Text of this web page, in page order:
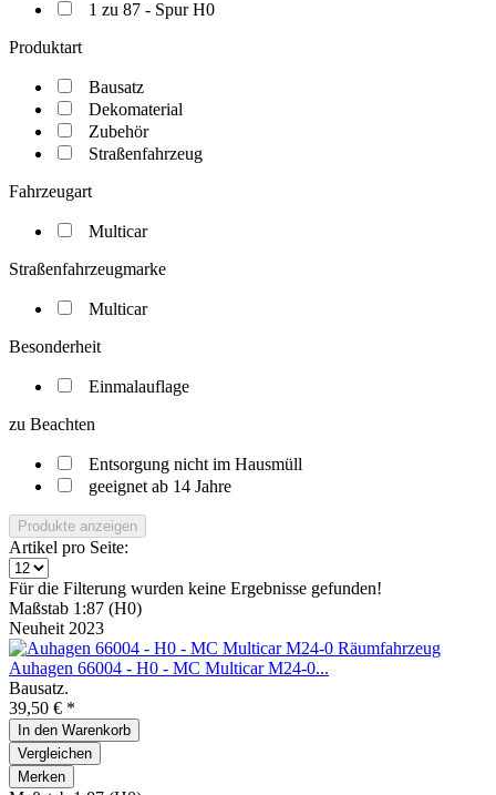
1 zu 87 - Spur H0
Produktart
Bausatz
Dekomaterial
Zubehör
Straßenfahrzeug
Fahrzeugart
Multicar
Straßenfahrzeugmarke
Multicar
Besonderheit
Einmalauflage
zu Beachten
Entsorgung nicht im Hausmüll
geeignet ab 14 Jahre
Produkte anzeigen
Artikel pro Seite:
Für die Filterung wurden keine Ergebnisse gefunden!
Maßstab 1:87 (H0)
Neuheit 2023
Auhagen 66004 - H0 - MC Multicar M24-0...
Bausatz.
39,50 € *
In den Warenkorb
Vergleichen
Merken